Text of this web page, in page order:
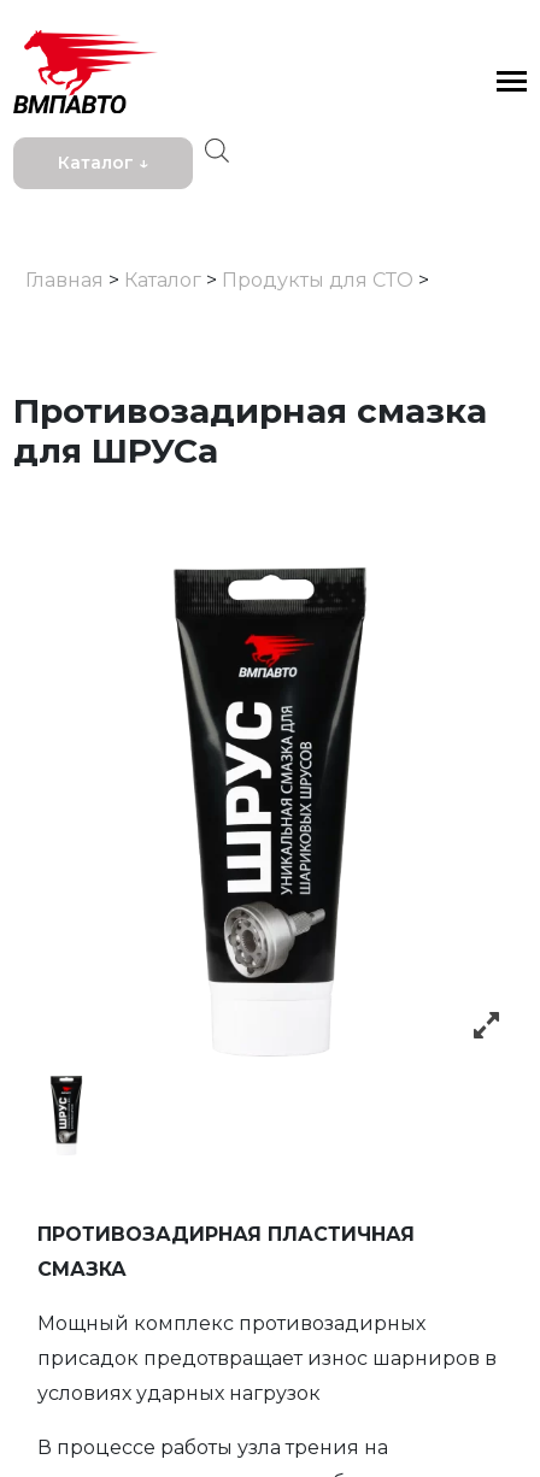
Каталог ↓
Главная > Каталог > Продукты для СТО >
Противозадирная смазка
для ШРУСа
ПРОТИВОЗАДИРНАЯ ПЛАСТИЧНАЯ
СМАЗКА
Мощный комплекс противозадирных
присадок предотвращает износ шарниров в
условиях ударных нагрузок
В процессе работы узла трения на